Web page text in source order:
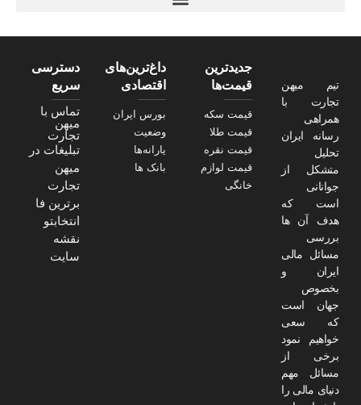
تیم میهن
تجارت با
همراهی
رسانه ایران
تحلیل
متشکل از
جوانانی
است که
هدف آن ها
بررسی
مسائل مالی
ایران و
بخصوص
جهان است
که سعی
خواهیم نمود
برخی از
مسائل مهم
دنیای مالی را
جدیدترین
قیمت‌ها
قیمت سکه
قیمت طلا
قیمت نقره
قیمت لوازم
خانگی
داغ‌ترین‌های
اقتصادی
بورس ایران
وضعیت
یارانه‌ها
بانک ها
دسترسی
سریع
تماس با
میهن
تجارت
تبلیغات در
میهن
تجارت
برترین فا
انتخابتو
نقشه
سایت